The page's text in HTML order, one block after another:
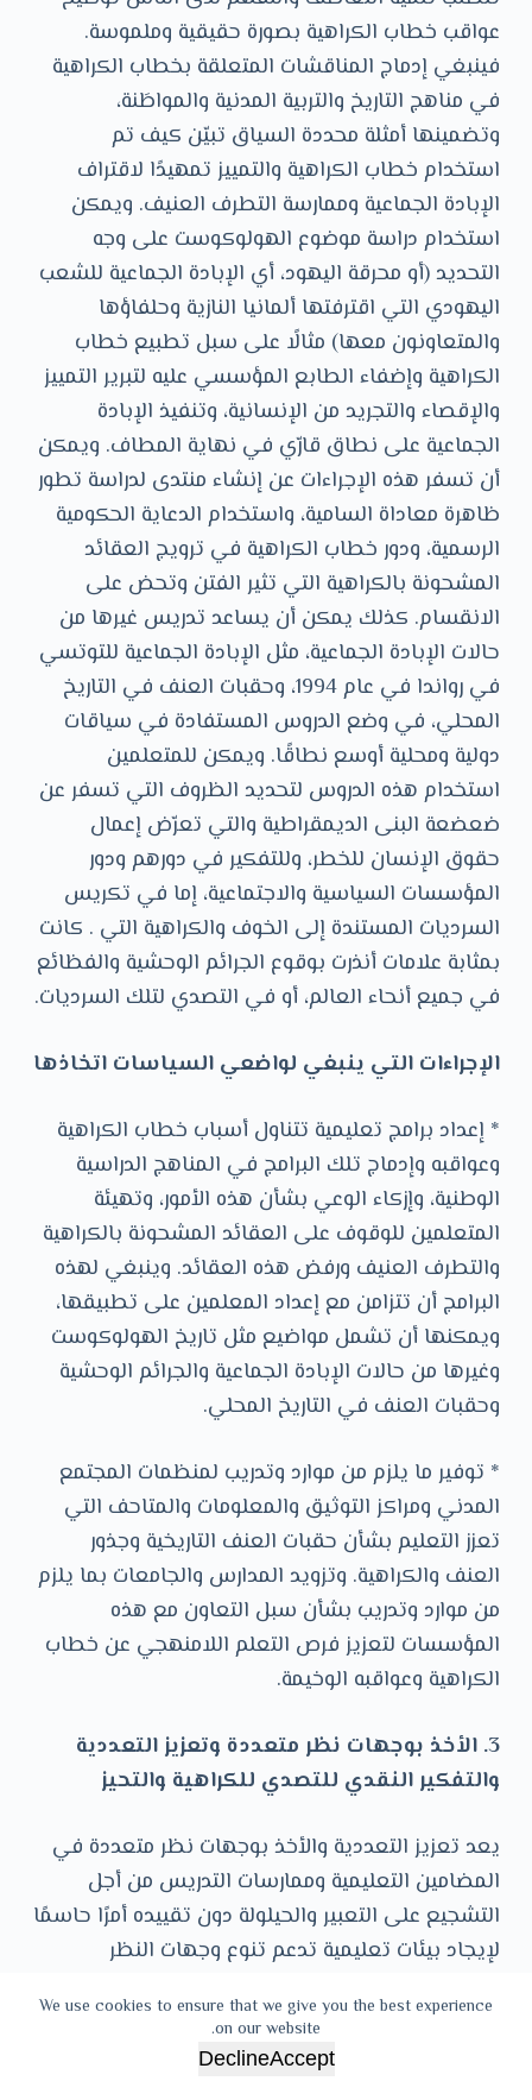
We use cookies to ensure that we give you the best experience
on our website.
Accept
Decline
عواقب خطاب الكراهية بصورة حقيقية وملموسة.
فينبغي إدماج المناقشات المتعلقة بخطاب الكراهية
في مناهج التاريخ والتربية المدنية والمواطَنة،
وتضمينها أمثلة محددة السياق تبيّن كيف تم
استخدام خطاب الكراهية والتمييز تمهيدًا لاقتراف
الإبادة الجماعية وممارسة التطرف العنيف. ويمكن
استخدام دراسة موضوع الهولوكوست على وجه
التحديد (أو محرقة اليهود، أي الإبادة الجماعية للشعب
اليهودي التي اقترفتها ألمانيا النازية وحلفاؤها
والمتعاونون معها) مثالًا على سبل تطبيع خطاب
الكراهية وإضفاء الطابع المؤسسي عليه لتبرير التمييز
والإقصاء والتجريد من الإنسانية، وتنفيذ الإبادة
الجماعية على نطاق قارّي في نهاية المطاف. ويمكن
أن تسفر هذه الإجراءات عن إنشاء منتدى لدراسة تطور
ظاهرة معاداة السامية، واستخدام الدعاية الحكومية
الرسمية، ودور خطاب الكراهية في ترويج العقائد
المشحونة بالكراهية التي تثير الفتن وتحض على
الانقسام. كذلك يمكن أن يساعد تدريس غيرها من
حالات الإبادة الجماعية، مثل الإبادة الجماعية للتوتسي
في رواندا في عام 1994، وحقبات العنف في التاريخ
المحلي، في وضع الدروس المستفادة في سياقات
دولية ومحلية أوسع نطاقًا. ويمكن للمتعلمين
استخدام هذه الدروس لتحديد الظروف التي تسفر عن
ضعضعة البنى الديمقراطية والتي تعرّض إعمال
حقوق الإنسان للخطر، وللتفكير في دورهم ودور
المؤسسات السياسية والاجتماعية، إما في تكريس
السرديات المستندة إلى الخوف والكراهية التي . كانت
بمثابة علامات أنذرت بوقوع الجرائم الوحشية والفظائع
في جميع أنحاء العالم، أو في التصدي لتلك السرديات.
الإجراءات التي ينبغي لواضعي السياسات اتخاذها
* إعداد برامج تعليمية تتناول أسباب خطاب الكراهية
وعواقبه وإدماج تلك البرامج في المناهج الدراسية
الوطنية، وإزكاء الوعي بشأن هذه الأمور، وتهيئة
المتعلمين للوقوف على العقائد المشحونة بالكراهية
والتطرف العنيف ورفض هذه العقائد. وينبغي لهذه
البرامج أن تتزامن مع إعداد المعلمين على تطبيقها،
ويمكنها أن تشمل مواضيع مثل تاريخ الهولوكوست
وغيرها من حالات الإبادة الجماعية والجرائم الوحشية
وحقبات العنف في التاريخ المحلي.
* توفير ما يلزم من موارد وتدريب لمنظمات المجتمع
المدني ومراكز التوثيق والمعلومات والمتاحف التي
تعزز التعليم بشأن حقبات العنف التاريخية وجذور
العنف والكراهية. وتزويد المدارس والجامعات بما يلزم
من موارد وتدريب بشأن سبل التعاون مع هذه
المؤسسات لتعزيز فرص التعلم اللامنهجي عن خطاب
الكراهية وعواقبه الوخيمة.
3. الأخذ بوجهات نظر متعددة وتعزيز التعددية
والتفكير النقدي للتصدي للكراهية والتحيز
يعد تعزيز التعددية والأخذ بوجهات نظر متعددة في
المضامين التعليمية وممارسات التدريس من أجل
التشجيع على التعبير والحيلولة دون تقييده أمرًا حاسمًا
لإيجاد بيئات تعليمية تدعم تنوع وجهات النظر
التعليمية التي تسهم في التهميش تكريس القوالب
والصور النمطية والاستبعاد القاطع لبعض الأحداث